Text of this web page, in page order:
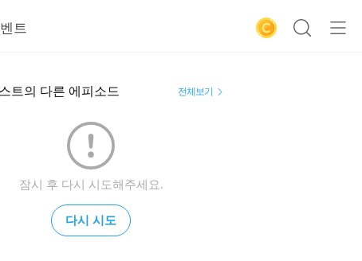
트
트의 다른 에피소드 전체보기
잠시 후 다시 시도해주세요.
다시 시도